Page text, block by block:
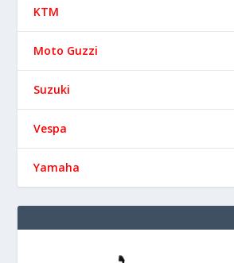
KTM
Moto Guzzi
Suzuki
Vespa
Yamaha